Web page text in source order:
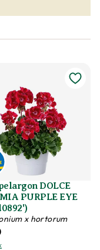
DOLCE
PURPLE EYE
x hortorum